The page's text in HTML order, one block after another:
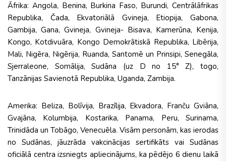
Āfrika: Angola, Benina, Burkina Faso, Burundi, Centrālāfrikas
Republika, Čada, Ekvatoriālā Gvineja, Etiopija, Gabona,
Gambija, Gana, Gvineja, Gvineja- Bisava, Kamerūna, Kenija,
Kongo, Kotdivuāra, Kongo Demokrātiskā Republika, Libērija,
Mali, Nigēra, Nigērija, Ruanda, Santomē un Prinsipi, Senegāla,
Sjerraleone, Somālija, Sudāna (uz D no 15° Z), togo,
Tanzānijas Savienotā Republika, Uganda, Zambija.
Amerika: Beliza, Bolīvija, Brazīlija, Ekvadora, Franču Gviāna,
Gvajāna, Kolumbija, Kostarika, Panama, Peru, Surinama,
Trinidāda un Tobāgo, Venecuēla. Visām personām, kas ierodas
no Sudānas, jāuzrāda vakcinācijas sertifikāts vai Sudānas
oficiālā centra izsniegts apliecinājums, ka pēdējo 6 dienu laikā